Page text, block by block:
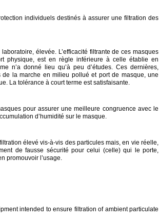
individuels destinés à assurer une filtration des
élevée. L’efficacité filtrante de ces masques
physique, est en règle inférieure à celle établie en
n’a donné lieu qu’à peu d’études. Ces dernières,
la marche en milieu pollué et port de masque, une
La tolérance à court terme est satisfaisante.
pour assurer une meilleure congruence avec le
d’humidité sur le masque.
élevé vis-à-vis des particules mais, en vie réelle,
de fausse sécurité pour celui (celle) qui le porte,
promouvoir l’usage.
intended to ensure filtration of ambient particulate